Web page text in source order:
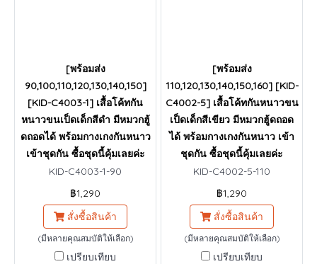
[พร้อมส่ง
90,100,110,120,130,140,150]
[KID-C4003-1] เสื้อโค้ทกัน
หนาวขนเป็ดเด็กสีดำ มีหมวกฮู้
ดถอดได้ พร้อมกางเกงกันหนาว
เข้าชุดกัน ซื้อชุดนี้คุ้มเลยค่ะ
KID-C4003-1-90
฿1,290
สั่งซื้อสินค้า
(มีหลายคุณสมบัติให้เลือก)
เปรียบเทียบ
[พร้อมส่ง
110,120,130,140,150,160] [KID-
C4002-5] เสื้อโค้ทกันหนาวขน
เป็ดเด็กสีเขียว มีหมวกฮู้ดถอด
ได้ พร้อมกางเกงกันหนาว เข้า
ชุดกัน ซื้อชุดนี้คุ้มเลยค่ะ
KID-C4002-5-110
฿1,290
สั่งซื้อสินค้า
(มีหลายคุณสมบัติให้เลือก)
เปรียบเทียบ